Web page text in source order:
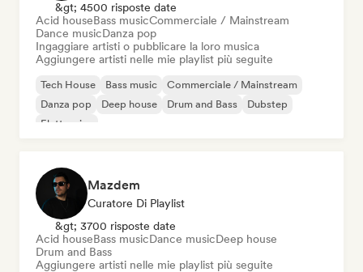
&gt; 4500 risposte date
Acid houseBass musicCommerciale / Mainstream
Dance musicDanza pop
Ingaggiare artisti o pubblicare la loro musica
Aggiungere artisti nelle mie playlist più seguite
Tech House Bass music
Commerciale / Mainstream
Danza pop
Deep house Drum and Bass
Dubstep
Elettronica
Mazdem
Curatore Di Playlist
&gt; 3700 risposte date
Acid houseBass musicDance musicDeep house
Drum and Bass
Aggiungere artisti nelle mie playlist più seguite